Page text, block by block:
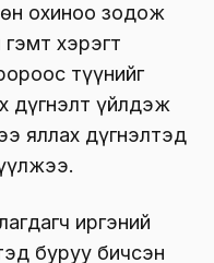
охиноо зодож
хэрэгт
түүнийг
дүгнэлт үйлдэж
яллах дүгнэлтэд
иргэний
буруу бичсэн